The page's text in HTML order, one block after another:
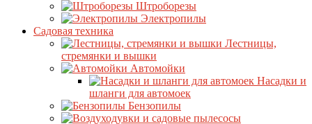
Штроборезы
Электропилы
Садовая техника
Лестницы,
стремянки и вышки
Автомойки
Насадки и
шланги для автомоек
Бензопилы